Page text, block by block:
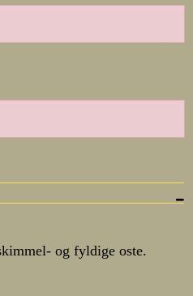
og fyldige oste.